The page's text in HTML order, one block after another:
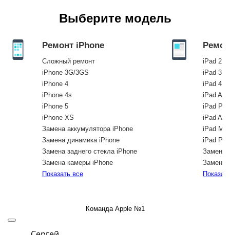
Выберите модель
Ремонт iPhone
Сложный ремонт
iPhone 3G/3GS
iPhone 4
iPhone 4s
iPhone 5
iPhone XS
Замена аккумулятора iPhone
Замена динамика iPhone
Замена заднего стекла iPhone
Замена камеры iPhone
Замена кнопки Home iPhone
Замена фронтальной камеры iPhone
iPhone 11 Pro
Показать все
iPad 2
iPad 3
iPad 4
iPad Air
iPad Pro
iPad Air
iPad
iPad Pro
Замена
Замена
iPad 7
Команда Apple №1